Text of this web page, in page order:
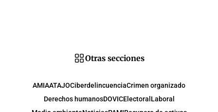
Otras secciones
AMIAATAJOCiberdelincuenciaCrimen organizado
Derechos humanosDOVICElectoral Laboral